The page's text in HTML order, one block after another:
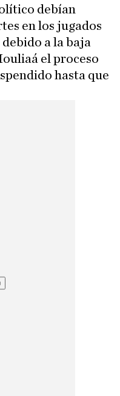
debían
en los jugados
a la baja
el proceso
hasta que